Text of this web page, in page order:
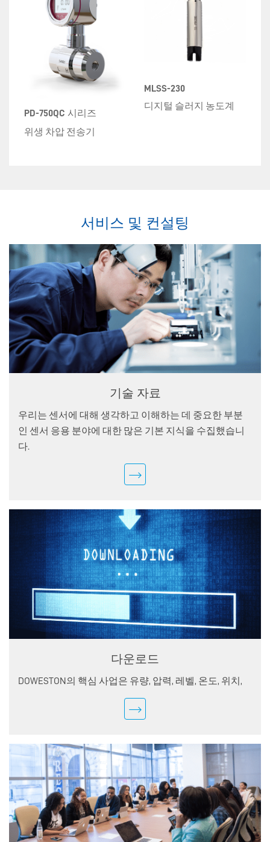
PD-750QC 시리즈
위생 차압 전송기
MLSS-230
디지털 슬러지 농도계
서비스 및 컨설팅
기술 자료
우리는 센서에 대해 생각하고 이해하는 데 중요한 부분
인 센서 응용 분야에 대한 많은 기본 지식을 수집했습니
다.
다운로드
DOWESTON의 핵심 사업은 유량, 압력, 레벨, 온도, 위치,